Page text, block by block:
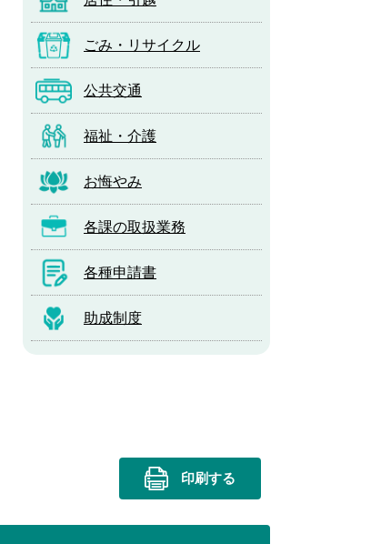
印刷する
ごみ・リサイクル
公共交通
福祉・介護
お悔やみ
各課の取扱業務
各種申請書
助成制度